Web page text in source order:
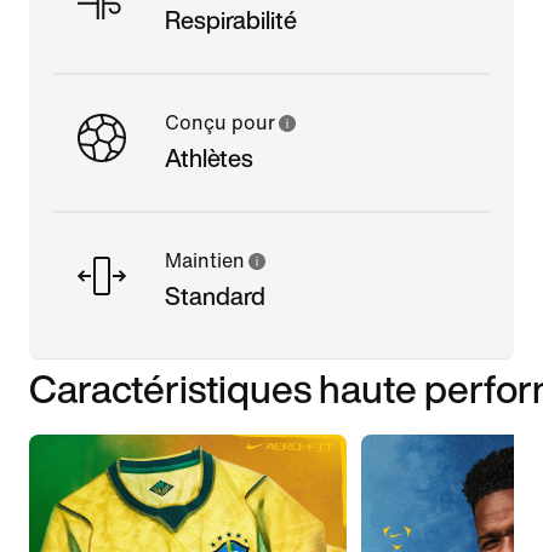
Respirabilité
Conçu pour
Athlètes
Maintien
Standard
Caractéristiques haute